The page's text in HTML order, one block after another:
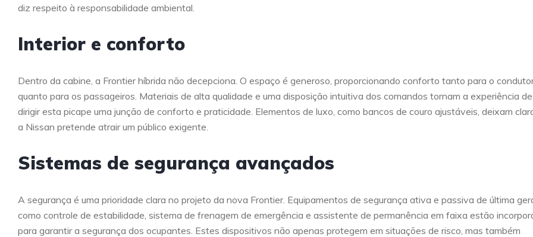
diz respeito à responsabilidade ambiental.
Interior e conforto
Dentro da cabine, a Frontier híbrida não decepciona. O espaço é generoso, proporcionando conforto tanto para o
quanto para os passageiros. Materiais de alta qualidade e uma disposição intuitiva dos comandos tornam a experiência de
dirigir esta picape uma junção de conforto e praticidade. Elementos de luxo, como bancos de couro ajustáveis, deixam
a Nissan pretende atrair um público exigente.
Sistemas de segurança avançados
A segurança é uma prioridade clara no projeto da nova Frontier. Equipamentos de segurança ativa e passiva de última
como controle de estabilidade, sistema de frenagem de emergência e assistente de permanência em faixa estão
para garantir a segurança dos ocupantes. Estes dispositivos não apenas protegem em situações de risco, mas também